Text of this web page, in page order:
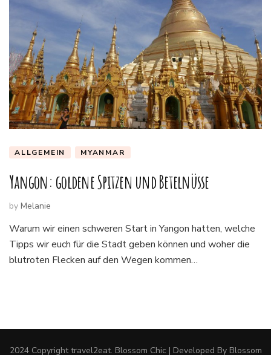
ALLGEMEIN MYANMAR
Yangon: goldene Spitzen und Betelnüsse
by Melanie
Warum wir einen schweren Start in Yangon hatten, welche
Tipps wir euch für die Stadt geben können und woher die
blutroten Flecken auf den Wegen kommen…
2024 Copyrighttravel2eat. Blossom Chic | Developed By Blossom